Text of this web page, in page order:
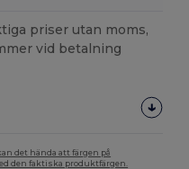
priser utan moms,
vid betalning
det hända att färgen på
den faktiska produktfärgen.